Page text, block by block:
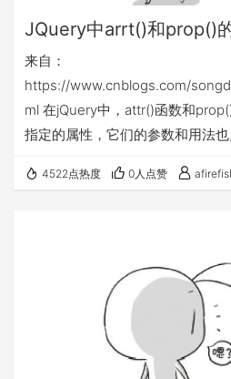
JQuery中arrt()和prop()
来自：
https://www.cnblogs.com/
ml 在jQuery中，attr()函数和
指定的属性，它们的参数和用法
绍这两个函数之间的区别。 1、
4522点热度 0人点赞